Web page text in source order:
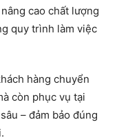
cao chất lượng
quy trình làm việc
hàng chuyển
còn phục vụ tại
– đảm bảo đúng